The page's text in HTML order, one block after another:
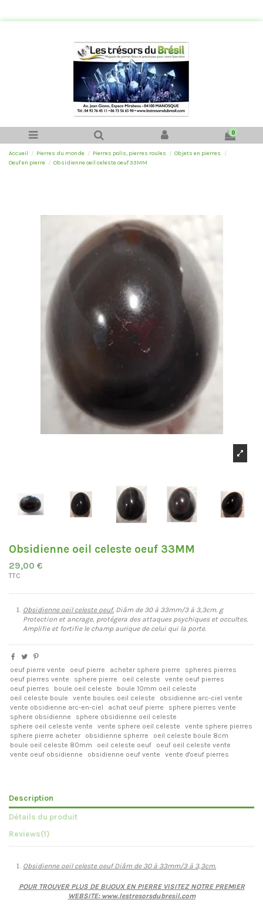
0
Accueil Pierres du monde Pierres polis, pierres roules
Objets en pierres
Oeuf en pierre
Obsidienne oeil celeste oeuf 33MM
Obsidienne oeil celeste oeuf 33MM
29,00 €
TTC
Obsidienne oeil celeste oeuf. Diâm de 30 à 33mm/3 à 3,3cm. g
Protection et ancrage, protégera des attaques psychiques et occultes.
Amplifie et fortifie le champ aurique de celui qui la porte.
oeuf pierre vente oeuf pierre acheter sphere pierre
spheres pierres
oeuf pierres vente
sphere pierre oeil celeste
vente oeuf pierres
oeuf pierres
boule oeil celeste
boule 10mm oeil celeste
oeil celeste boule
vente boules oeil celeste
obsidienne arc-ciel vente
vente obsidienne arc-en-ciel
achat oeuf pierre
sphere pierres vente
sphere obsidienne
sphere obsidienne oeil celeste
sphere oeil celeste vente
vente sphere oeil celeste
vente sphere pierres
sphere pierre acheter
obsidienne spherre
oeil celeste boule 8cm
boule oeil celeste 80mm
oeil celeste oeuf
oeuf oeil celeste vente
vente oeuf obsidienne
obsidienne oeuf vente vente d'oeuf pierres
Description
Détails du produit
Reviews(1)
Obsidienne oeil celeste oeuf Diâm de 30 à 33mm/3 à 3,3cm.
POUR TROUVER PLUS DE BIJOUX EN PIERRE VISITEZ NOTRE PREMIER
WEBSITE: www.lestresorsdubresil.com